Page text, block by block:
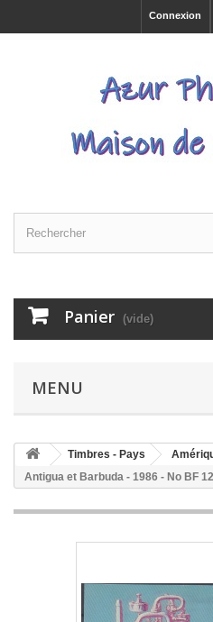
Connexion
Panier (vide)
MENU
Timbres - Pays
Antigua et Barbuda - 1986 - No BF